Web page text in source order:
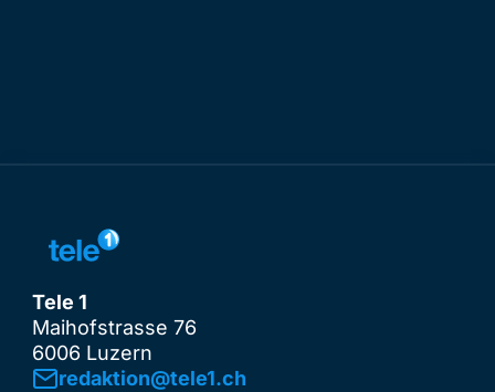
Tele 1
Maihofstrasse 76
6006 Luzern
redaktion@tele1.ch